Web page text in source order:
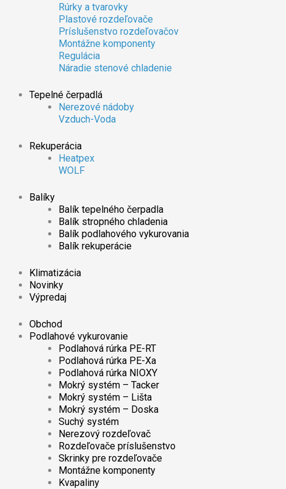
Rúrky a tvarovky
Plastové rozdeľovače
Príslušenstvo rozdeľovačov
Montážne komponenty
Regulácia
Náradie stenové chladenie
Tepelné čerpadlá
Nerezové nádoby
Vzduch-Voda
Rekuperácia
Heatpex
WOLF
Balíky
Balík tepelného čerpadla
Balík stropného chladenia
Balík podlahového vykurovania
Balík rekuperácie
Klimatizácia
Novinky
Výpredaj
Obchod
Podlahové vykurovanie
Podlahová rúrka PE-RT
Podlahová rúrka PE-Xa
Podlahová rúrka NIOXY
Mokrý systém – Tacker
Mokrý systém – Lišta
Mokrý systém – Doska
Suchý systém
Nerezový rozdeľovač
Rozdeľovače príslušenstvo
Skrinky pre rozdeľovače
Montážne komponenty
Kvapaliny